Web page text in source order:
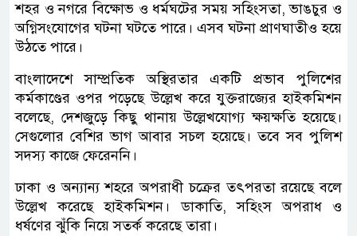
শহর ও নগরে বিক্ষোভ ও ধর্মঘটের সময় সহিংসতা, ভাঙচুর ও
অগ্নিসংযোগের ঘটনা ঘটতে পারে। এসব ঘটনা প্রাণঘাতীও হয়ে
উঠতে পারে।
বাংলাদেশে সাম্প্রতিক অস্থিরতার একটি প্রভাব পুলিশের
কর্মকাণ্ডের ওপর পড়েছে উল্লেখ করে যুক্তরাজ্যের হাইকমিশন
বলেছে, দেশজুড়ে কিছু থানায় উল্লেখযোগ্য ক্ষয়ক্ষতি হয়েছে।
সেগুলোর বেশির ভাগ আবার সচল হয়েছে। তবে সব পুলিশ
সদস্য কাজে ফেরেননি।
ঢাকা ও অন্যান্য শহরে অপরাধী চক্রের তৎপরতা রয়েছে বলে
উল্লেখ করেছে হাইকমিশন। ডাকাতি, সহিংস অপরাধ ও
ধর্ষণের ঝুঁকি নিয়ে সতর্ক করেছে তারা।